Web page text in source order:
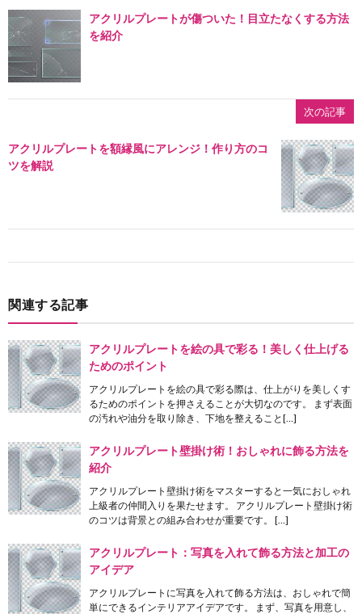
アクリルプレートが傷ついた！目立たなくする方法
を紹介
次の記事
アクリルプレートを額縁風にアレンジ！作り方のコ
ツを解説
関連する記事
アクリルプレートを絵の具で彩る！美しく仕上げる
ためのポイント
アクリルプレートを絵の具で彩る際は、仕上がりを美しくす
るためのポイントを押さえることが大切なのです。 まず表面
の汚れや油分を取り除き、下地を整えること[…]
アクリルプレート壁掛け術！おしゃれに飾る方法を
紹介
アクリルプレート壁掛け術をマスターすると一気におしゃれ
上級者の仲間入りを果たせます。 アクリルプレート壁掛け術
のコツは背景との組み合わせが重要です。 […]
アクリルプレート：写真を入れて飾る方法と加工の
アイデア
アクリルプレートに写真を入れて飾る方法は、おしゃれで簡
単にできるインテリアアイデアです。 まず、写真を用意し、